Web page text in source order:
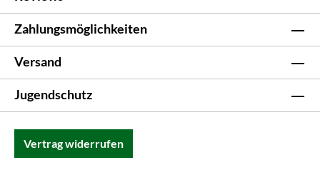
Zahlungsmöglichkeiten
Versand
Jugendschutz
Vertrag widerrufen